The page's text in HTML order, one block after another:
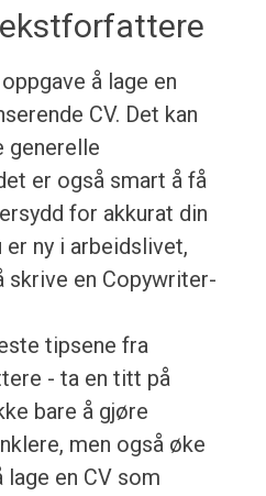
å lage en
CV. Det kan
generelle
er også smart å få
for akkurat din
ny i arbeidslivet,
skrive en Copywriter-
tipsene fra
- ta en titt på
bare å gjøre
men også øke
lage en CV som